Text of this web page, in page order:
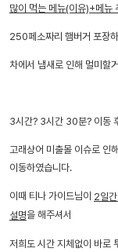
많이 먹는 메뉴(이유)+메뉴
250페소짜리 햄버거 포장
차에서 냄새로 인해 멀미할
3시간? 3시간 30분? 이동
고래상어 미출몰 이슈로 인
이동하였습니다.
이때 티나 가이드님이 2일
설명을 해주셔서
저희도 시간 지체없이 바로